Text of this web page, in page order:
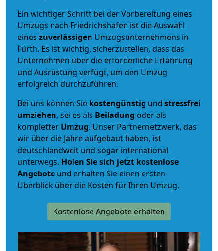
Ein wichtiger Schritt bei der Vorbereitung eines
Umzugs nach Friedrichshafen ist die Auswahl
eines zuverlässigen Umzugsunternehmens in
Fürth. Es ist wichtig, sicherzustellen, dass das
Unternehmen über die erforderliche Erfahrung
und Ausrüstung verfügt, um den Umzug
erfolgreich durchzuführen.
Bei uns können Sie kostengünstig und stressfrei
umziehen, sei es als Beiladung oder als
kompletter Umzug. Unser Partnernetzwerk, das
wir über die Jahre aufgebaut haben, ist
deutschlandweit und sogar international
unterwegs. Holen Sie sich jetzt kostenlose
Angebote und erhalten Sie einen ersten
Überblick über die Kosten für Ihren Umzug.
Kostenlose Angebote erhalten